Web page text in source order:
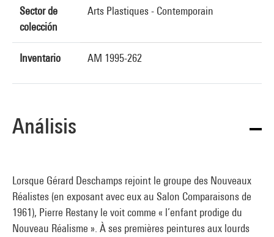
Sector de
colección
Arts Plastiques - Contemporain
Inventario AM 1995-262
Análisis
Lorsque Gérard Deschamps rejoint le groupe des Nouveaux
Réalistes (en exposant avec eux au Salon Comparaisons de
1961), Pierre Restany le voit comme « l’enfant prodige du
Nouveau Réalisme ». À ses premières peintures aux lourds